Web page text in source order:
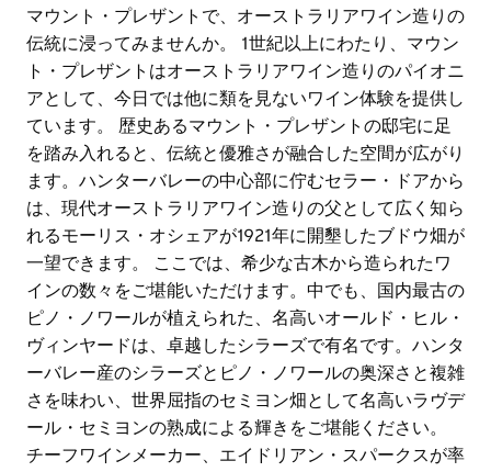
マウント・プレザントで、オーストラリアワイン造りの
伝統に浸ってみませんか。 1世紀以上にわたり、マウン
ト・プレザントはオーストラリアワイン造りのパイオニ
アとして、今日では他に類を見ないワイン体験を提供し
ています。 歴史あるマウント・プレザントの邸宅に足
を踏み入れると、伝統と優雅さが融合した空間が広がり
ます。ハンターバレーの中心部に佇むセラー・ドアから
は、現代オーストラリアワイン造りの父として広く知ら
れるモーリス・オシェアが1921年に開墾したブドウ畑が
一望できます。 ここでは、希少な古木から造られたワ
インの数々をご堪能いただけます。中でも、国内最古の
ピノ・ノワールが植えられた、名高いオールド・ヒル・
ヴィンヤードは、卓越したシラーズで有名です。ハンタ
ーバレー産のシラーズとピノ・ノワールの奥深さと複雑
さを味わい、世界屈指のセミヨン畑として名高いラヴデ
ール・セミヨンの熟成による輝きをご堪能ください。
チーフワインメーカー、エイドリアン・スパークスが率